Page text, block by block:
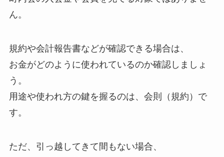
ん。
規約や会計報告書などが確認できる場合は、
お金がどのように使われているのか確認しましょ
う。
用途や使われ方の鍵を握るのは、会則（規約）で
す。
ただ、引っ越してきて間もない場合、